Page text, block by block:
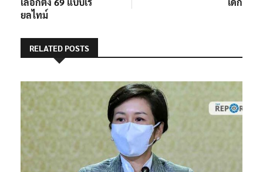
ยลไทม์
RELATED POSTS